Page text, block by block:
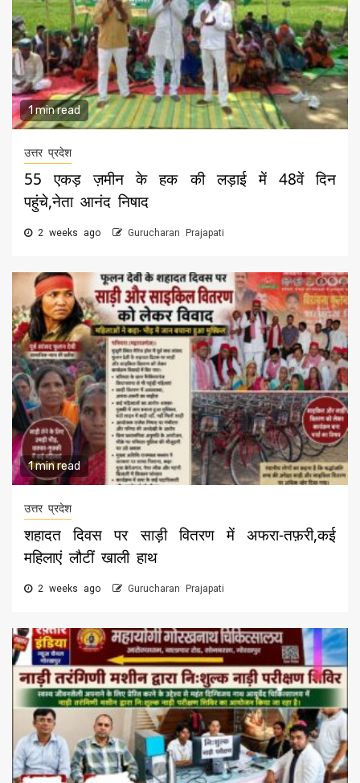
1 min read
उत्तर प्रदेश
55 एकड़ ज़मीन के हक की लड़ाई में 48वें दिन
पहुंचे,नेता आनंद निषाद
2 weeks ago Gurucharan Prajapati
1 min read
उत्तर प्रदेश
शहादत दिवस पर साड़ी वितरण में अफरा-तफ़री,कई
महिलाएं लौटीं खाली हाथ
2 weeks ago Gurucharan Prajapati